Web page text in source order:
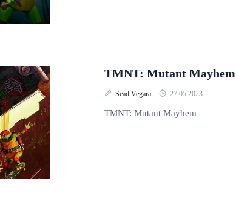
TMNT: Mutant Mayhem
Sead Vegara 27.05.2023.
TMNT: Mutant Mayhem